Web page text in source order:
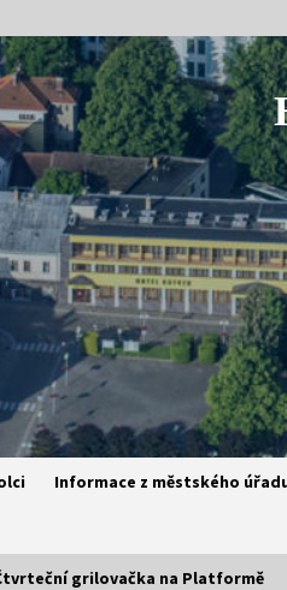
Informace z městského
grilovačka na Platformě